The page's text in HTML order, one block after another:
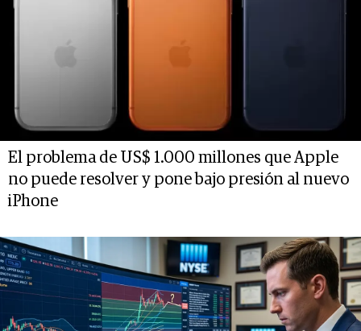
El problema de US$ 1.000 millones que Apple
no puede resolver y pone bajo presión al nuevo
iPhone